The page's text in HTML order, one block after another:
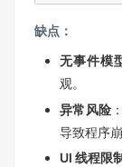
缺点：
无事件模
观。
异常风险
导致程序崩
UI 线程限